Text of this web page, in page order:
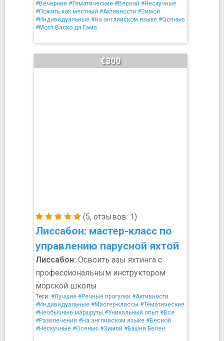
#Вечерние #Тематические #Весной #Нескучные
#Пожить как местный #Активности #Зимой
#Индивидуальные #На английском языке #Осенью
#Мост Васко да Гама
(5, отзывов: 1)
Лиссабон: мастер-класс по
управлению парусной яхтой
€300
Лиссабон: Освоить азы яхтинга с
профессиональным инструктором
морской школы
Теги: #Лучшие #Речные прогулки #Активности
#Индивидуальные #Мастер-классы #Тематические
#Необычные маршруты #Уникальный опыт #Все
#Развлечения #На английском языке #Весной
#Нескучные #Осенью #Зимой #Башня Белен